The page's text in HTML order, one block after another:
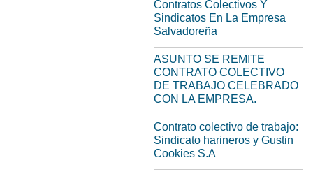
Contratos Colectivos Y
Sindicatos En La Empresa
Salvadoreña
ASUNTO SE REMITE
CONTRATO COLECTIVO
DE TRABAJO CELEBRADO
CON LA EMPRESA.
Contrato colectivo de trabajo:
Sindicato harineros y Gustin
Cookies S.A